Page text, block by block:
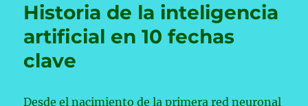
Historia de la inteligencia
artificial en 10 fechas
clave
Desde el nacimiento de la primera red neuronal